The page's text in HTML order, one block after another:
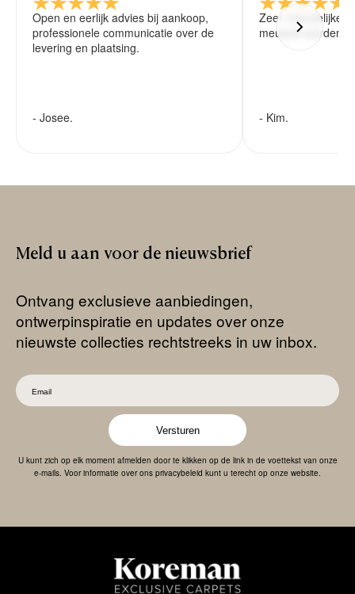
Open en eerlijk advies bij aankoop,
professionele communicatie over de
levering en plaatsing.
- Josee.
Zeer vriendelijke
meubels worden
- Kim.
Meld u aan voor de nieuwsbrief
Ontvang exclusieve aanbiedingen,
ontwerpinspiratie en updates over onze
nieuwste collecties rechtstreeks in uw inbox.
Versturen
U kunt zich op elk moment afmelden door te klikken op de link in de voettekst van onze
e-mails. Voor informatie over ons privacybeleid kunt u terecht op onze website.